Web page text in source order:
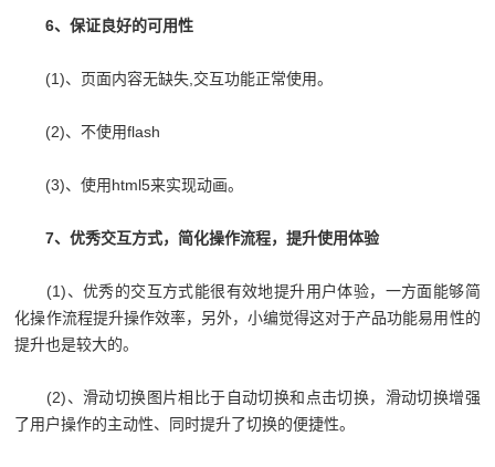
6、保证良好的可用性
(1)、页面内容无缺失,交互功能正常使用。
(2)、不使用flash
(3)、使用html5来实现动画。
7、优秀交互方式，简化操作流程，提升使用体验
(1)、优秀的交互方式能很有效地提升用户体验，一方面能够简
化操作流程提升操作效率，另外，小编觉得这对于产品功能易用性的
提升也是较大的。
(2)、滑动切换图片相比于自动切换和点击切换，滑动切换增强
了用户操作的主动性、同时提升了切换的便捷性。